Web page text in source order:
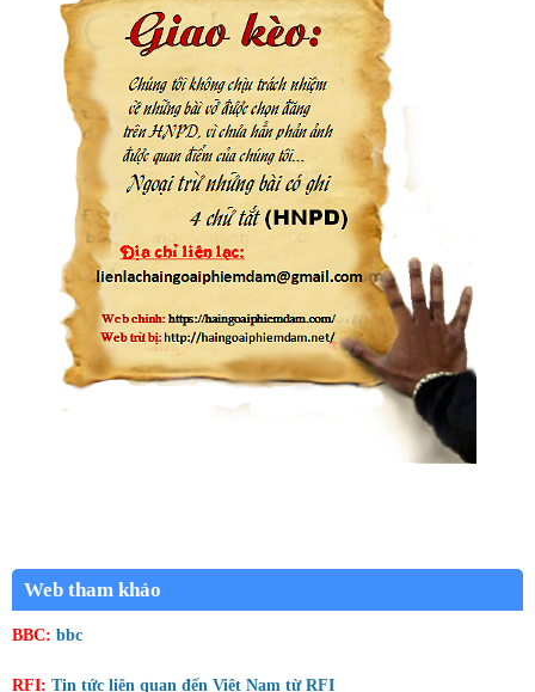
Web tham khảo
BBC: bbc
RFI: Tin tức liên quan đến Việt Nam từ RFI